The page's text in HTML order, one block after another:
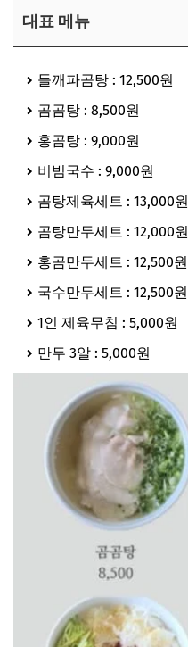
대표 메뉴
들깨파곰탕 : 12,500원
곰곰탕 : 8,500원
홍곰탕 : 9,000원
비빔국수 : 9,000원
곰탕제육세트 : 13,000원
곰탕만두세트 : 12,000원
홍곰만두세트 : 12,500원
국수만두세트 : 12,500원
1인 제육무침 : 5,000원
만두 3알 : 5,000원